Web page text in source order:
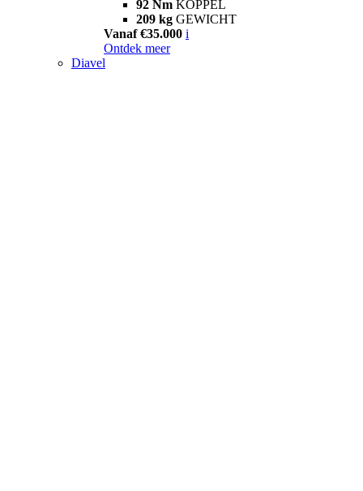
92 Nm KOPPEL
209 kg GEWICHT
Vanaf €35.000 i
Ontdek meer
Diavel